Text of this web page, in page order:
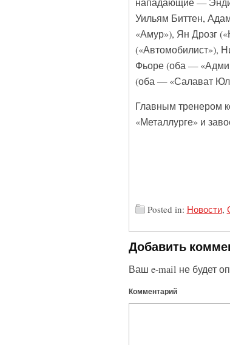
нападающие — Энди
Уильям Биттен,
«Амур»), Ян Дрозг
(«Автомобилист»),
Фьоре (оба —
(оба — «Салават
Главным тренером
«Металлурге» и
Posted in: Новости,
Добавить
Ваш e-mail не будет
Комментарий